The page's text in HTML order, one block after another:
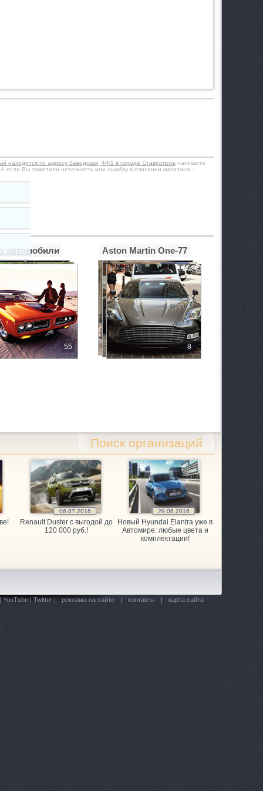
находится по адресу Заводская, 44/1 в городе Ставрополь напишите
Вы заметили неточность или ошибку в описании магазина -
55
автомобили
8
Aston Martin One-77
Поиск организаций
06.07.2016
Renault Duster с выгодой до
120 000 руб.!
29.06.2016
Новый Hyundai Elantra уже в
Автомире: любые цвета и
комплектации!
YouTube|Twitter| реклама на сайте | контакты | карта сайта